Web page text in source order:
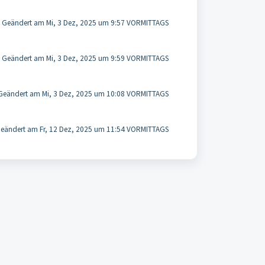
Geändert am Mi, 3 Dez, 2025 um 9:57 VORMITTAGS
Geändert am Mi, 3 Dez, 2025 um 9:59 VORMITTAGS
am Mi, 3 Dez, 2025 um 10:08 VORMITTAGS
am Fr, 12 Dez, 2025 um 11:54 VORMITTAGS